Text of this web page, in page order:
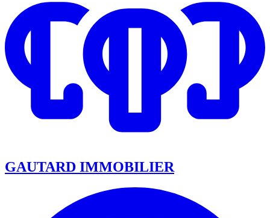
GAUTARD IMMOBILIER